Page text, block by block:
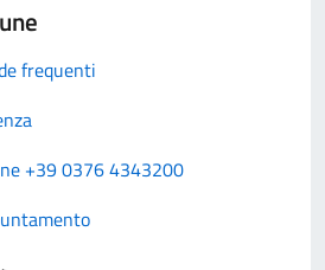
frequenti
+39 0376 4343200